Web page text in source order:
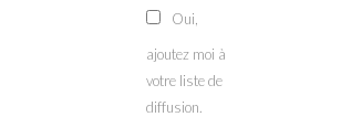
Oui,
ajoutez moi à
votre liste de
diffusion.